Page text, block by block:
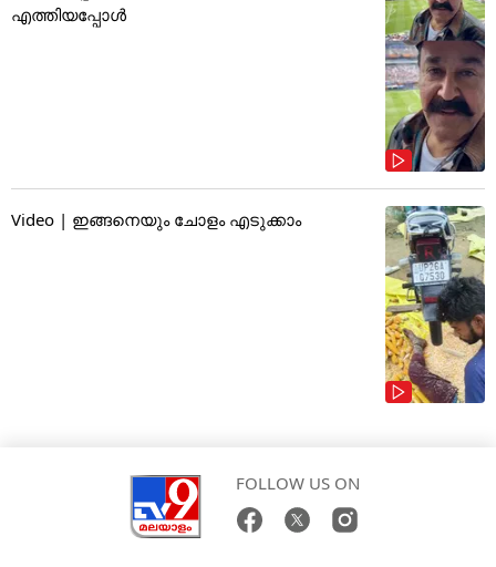
എത്തിയപ്പോൾ
Video | ഇങ്ങനെയും ചോളം എടുക്കാം
FOLLOW US ON